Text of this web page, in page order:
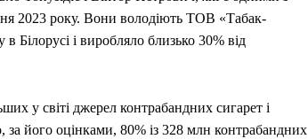
2023 року. Вони володіють ТОВ «Табак-
і виробляло близько 30% від
у світі джерел контрабандних сигарет і
його оцінками, 80% із 328 млн контрабандних